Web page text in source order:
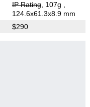
IP Rating, 107g
124.6x61.3x8.9 mm
$290